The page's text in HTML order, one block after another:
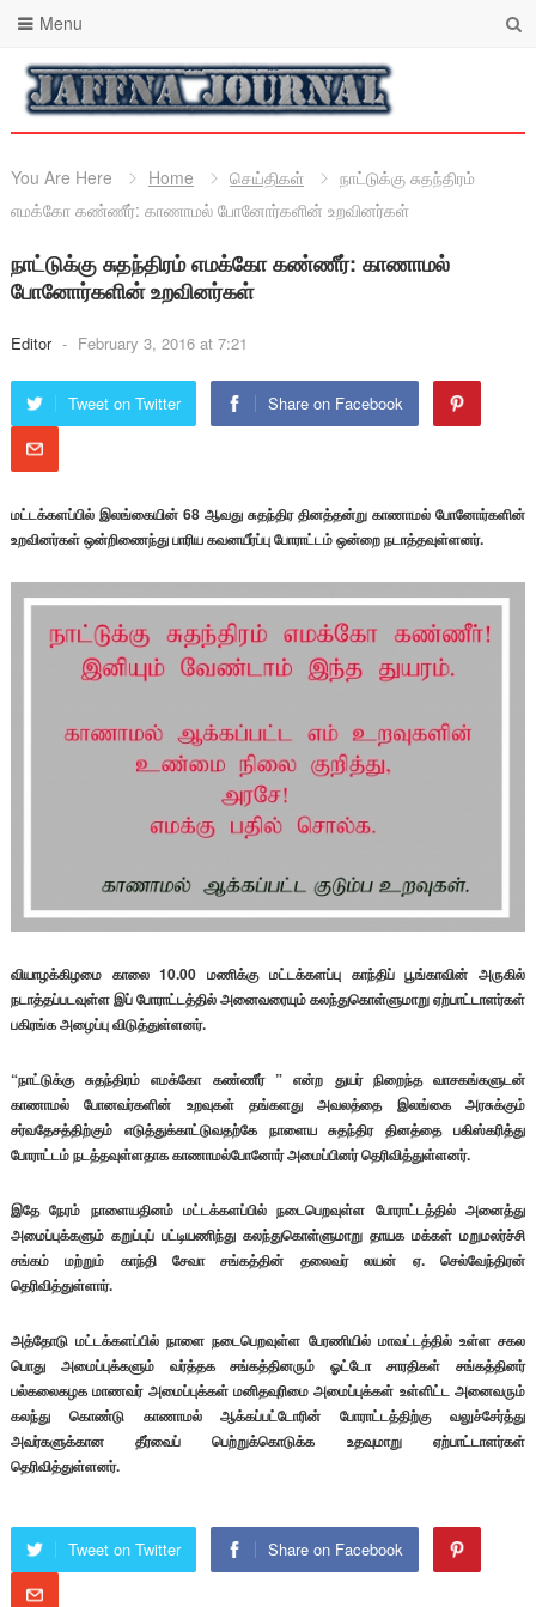
Menu
You Are Here Home செய்திகள்
நாட்டுக்கு சுதந்திரம்
எமக்கோ கண்ணீர்: காணாமல் போனோர்களின் உறவினர்கள்
நாட்டுக்கு சுதந்திரம் எமக்கோ கண்ணீர்: காணாமல்
போனோர்களின் உறவினர்கள்
Editor - February 3, 2016 at 7:21
Tweet on Twitter Share on Facebook
மட்டக்களப்பில் இலங்கையின் 68 ஆவது சுதந்திர தினத்தன்று காணாமல் போனோர்களின்
உறவினர்கள் ஒன்றிணைந்து பாரிய கவனயீர்ப்பு போராட்டம் ஒன்றை நடாத்தவுள்ளனர்.
வியாழக்கிழமை காலை 10.00 மணிக்கு மட்டக்களப்பு காந்திப் பூங்காவின் அருகில்
நடாத்தப்படவுள்ள இப் போராட்டத்தில் அனைவரையும் கலந்துகொள்ளுமாறு ஏற்பாட்டாளர்கள்
பகிரங்க அழைப்பு விடுத்துள்ளனர்.
“நாட்டுக்கு சுதந்திரம் எமக்கோ கண்ணீர் ” என்ற துயர் நிறைந்த வாசகங்களுடன்
காணாமல் போனவர்களின் உறவுகள் தங்களது அவலத்தை இலங்கை அரசுக்கும்
சர்வதேசத்திற்கும் எடுத்துக்காட்டுவதற்கே நாளைய சுதந்திர தினத்தை பகிஸ்கரித்து
போராட்டம் நடத்தவுள்ளதாக காணாமல்போனோர் அமைப்பினர் தெரிவித்துள்ளனர்.
இதே நேரம் நாளையதினம் மட்டக்களப்பில் நடைபெறவுள்ள போராட்டத்தில் அனைத்து
அமைப்புக்களும் கறுப்புப் பட்டியணிந்து கலந்துகொள்ளுமாறு தாயக மக்கள் மறுமலர்ச்சி
சங்கம் மற்றும் காந்தி சேவா சங்கத்தின் தலைவர் லயன் ஏ. செல்வேந்திரன்
தெரிவித்துள்ளார்.
அத்தோடு மட்டக்களப்பில் நாளை நடைபெறவுள்ள பேரணியில் மாவட்டத்தில் உள்ள சகல
பொது அமைப்புக்களும் வர்த்தக சங்கத்தினரும் ஓட்டோ சாரதிகள் சங்கத்தினர்
பல்கலைகழக மாணவர் அமைப்புக்கள் மனிதவுரிமை அமைப்புக்கள் உள்ளிட்ட அனைவரும்
கலந்து கொண்டு காணாமல் ஆக்கப்பட்டோரின் போராட்டத்திற்கு வலுச்சேர்த்து
அவர்களுக்கான தீர்வைப் பெற்றுக்கொடுக்க உதவுமாறு ஏற்பாட்டாளர்கள்
தெரிவித்துள்ளனர்.
Tweet on Twitter Share on Facebook